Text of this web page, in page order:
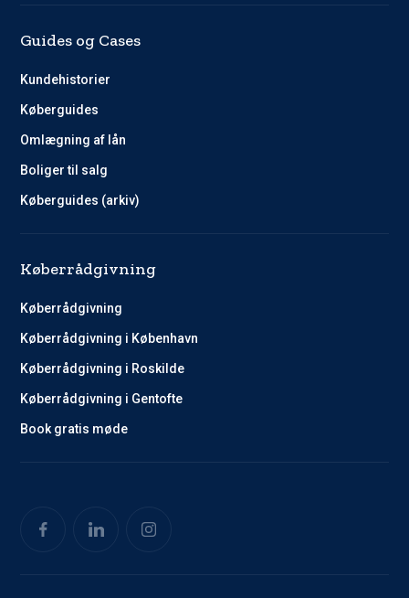
Guides og Cases
Kundehistorier
Køberguides
Omlægning af lån
Boliger til salg
Køberguides (arkiv)
Køberrådgivning
Køberrådgivning
Køberrådgivning i København
Køberrådgivning i Roskilde
Køberrådgivning i Gentofte
Book gratis møde